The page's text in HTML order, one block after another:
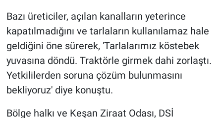
Bazı üreticiler, açılan kanalların yeterince
kapatılmadığını ve tarlaların kullanılamaz hale
geldiğini öne sürerek, 'Tarlalarımız köstebek
yuvasına döndü. Traktörle girmek dahi zorlaştı.
Yetkililerden soruna çözüm bulunmasını
bekliyoruz' diye konuştu.
Bölge halkı ve Keşan Ziraat Odası, DSİ